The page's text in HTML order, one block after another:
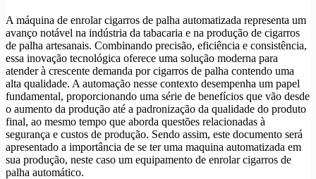
A máquina de enrolar cigarros de palha automatizada representa um
avanço notável na indústria da tabacaria e na produção de cigarros
de palha artesanais. Combinando precisão, eficiência e consistência,
essa inovação tecnológica oferece uma solução moderna para
atender à crescente demanda por cigarros de palha contendo uma
alta qualidade. A automação nesse contexto desempenha um papel
fundamental, proporcionando uma série de benefícios que vão desde
o aumento da produção até a padronização da qualidade do produto
final, ao mesmo tempo que aborda questões relacionadas à
segurança e custos de produção. Sendo assim, este documento será
apresentado a importância de se ter uma maquina automatizada em
sua produção, neste caso um equipamento de enrolar cigarros de
palha automático.